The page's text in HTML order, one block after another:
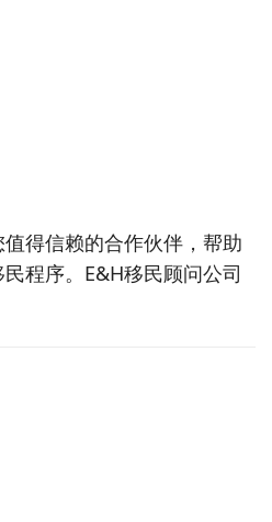
得信赖的合作伙伴，帮助
程序。E&H移民顾问公司